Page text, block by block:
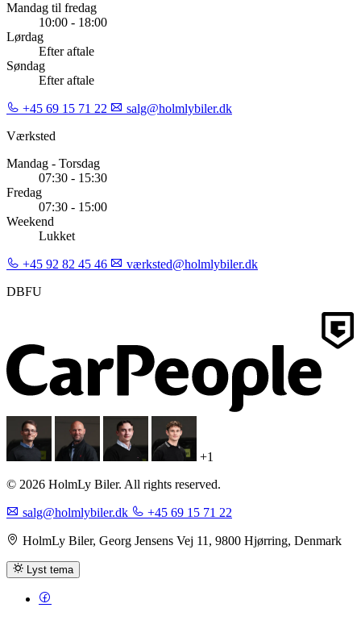
Mandag til fredag
10:00 - 18:00
Lørdag
Efter aftale
Søndag
Efter aftale
+45 69 15 71 22
salg@holmlybiler.dk
Værksted
Mandag - Torsdag
07:30 - 15:30
Fredag
07:30 - 15:00
Weekend
Lukket
+45 92 82 45 46
værksted@holmlybiler.dk
DBFU
+1
© 2026 HolmLy Biler. All rights reserved.
salg@holmlybiler.dk +45 69 15 71 22
HolmLy Biler, Georg Jensens Vej 11, 9800 Hjørring, Denmark
Lyst tema